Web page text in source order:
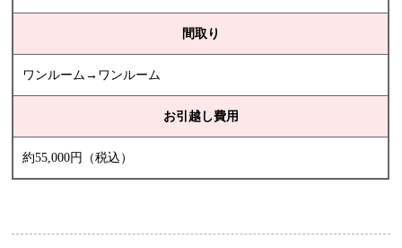
間取り
ワンルーム→ワンルーム
お引越し費用
約55,000円（税込）